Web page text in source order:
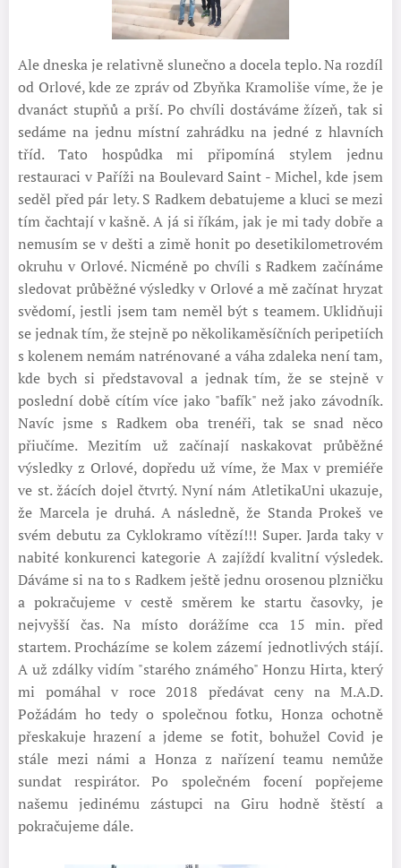
Ale dneska je relativně slunečno a docela teplo. Na rozdíl
od Orlové, kde ze zpráv od Zbyňka Kramoliše víme, že je
dvanáct stupňů a prší. Po chvíli dostáváme žízeň, tak si
sedáme na jednu místní zahrádku na jedné z hlavních
tříd. Tato hospůdka mi připomíná stylem jednu
restauraci v Paříži na Boulevard Saint - Michel, kde jsem
seděl před pár lety. S Radkem debatujeme a kluci se mezi
tím čachtají v kašně. A já si říkám, jak je mi tady dobře a
nemusím se v dešti a zimě honit po desetikilometrovém
okruhu v Orlové. Nicméně po chvíli s Radkem začínáme
sledovat průběžné výsledky v Orlové a mě začínat hryzat
svědomí, jestli jsem tam neměl být s teamem. Uklidňuji
se jednak tím, že stejně po několikaměsíčních peripetiích
s kolenem nemám natrénované a váha zdaleka není tam,
kde bych si představoval a jednak tím, že se stejně v
poslední době cítím více jako "bafík" než jako závodník.
Navíc jsme s Radkem oba trenéři, tak se snad něco
přiučíme. Mezitím už začínají naskakovat průběžné
výsledky z Orlové, dopředu už víme, že Max v premiéře
ve st. žácích dojel čtvrtý. Nyní nám AtletikaUni ukazuje,
že Marcela je druhá. A následně, že Standa Prokeš ve
svém debutu za Cyklokramo vítězí!!! Super. Jarda taky v
nabité konkurenci kategorie A zajíždí kvalitní výsledek.
Dáváme si na to s Radkem ještě jednu orosenou plzničku
a pokračujeme v cestě směrem ke startu časovky, je
nejvyšší čas. Na místo dorážíme cca 15 min. před
startem. Procházíme se kolem zázemí jednotlivých stájí.
A už zdálky vidím "starého známého" Honzu Hirta, který
mi pomáhal v roce 2018 předávat ceny na M.A.D.
Požádám ho tedy o společnou fotku, Honza ochotně
přeskakuje hrazení a jdeme se fotit, bohužel Covid je
stále mezi námi a Honza z nařízení teamu nemůže
sundat respirátor. Po společném focení popřejeme
našemu jedinému zástupci na Giru hodně štěstí a
pokračujeme dále.